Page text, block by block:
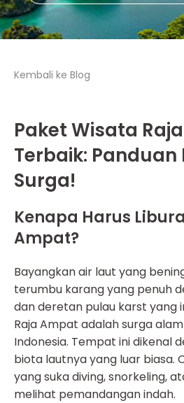
Kembali ke Blog
Paket Wisata
Terbaik: Panduan
Surga!
Kenapa Harus
Ampat?
Bayangkan air laut yang
terumbu karang yang penuh
dan deretan pulau karst yang
Raja Ampat adalah surga
Indonesia. Tempat ini dikenal
biota lautnya yang luar biasa.
yang suka diving, snorkeling,
melihat pemandangan indah.